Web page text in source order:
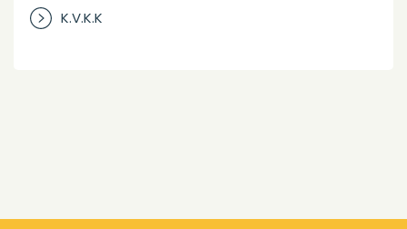
K.V.K.K